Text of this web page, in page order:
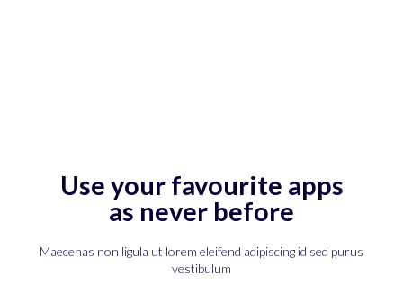
Use your favourite apps
as never before
Maecenas non ligula ut lorem eleifend adipiscing id sed purus
vestibulum